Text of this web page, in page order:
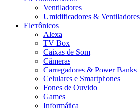
Ventiladores
Umidificadores & Ventiladores
Eletrônicos
Alexa
TV Box
Caixas de Som
Câmeras
Carregadores & Power Banks
Celulares e Smartphones
Fones de Ouvido
Games
Informática